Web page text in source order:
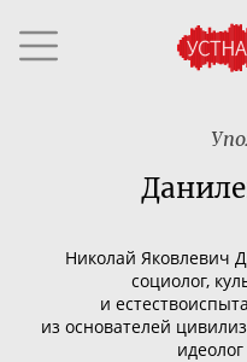
Николай Яковлевич
социолог,
и
из основателей